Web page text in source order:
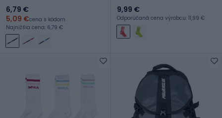
6,79 €
5,09 €cena s kódom
Najnižšia cena: 6,79 €
9,99 €
Odporúčaná cena výrobcu: 11,99 €